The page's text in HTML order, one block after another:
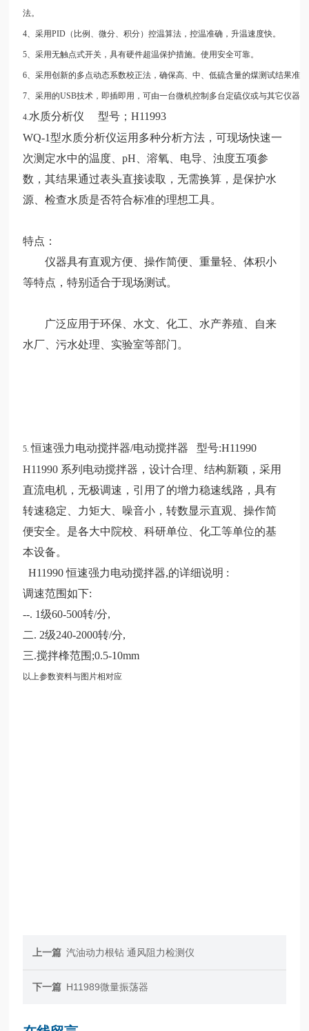
法。
4、采用PID（比例、微分、积分）控温算法，控温准确，升温速度快。
5、采用无触点式开关，具有硬件超温保护措施。使用安全可靠。
6、采用创新的多点动态系数校正法，确保高、中、低硫含量的煤测试结果准
7、采用的USB技术，即插即用，可由一台微机控制多台定硫仪或与其它仪器
4.水质分析仪 型号；H11993
WQ-1型水质分析仪运用多种分析方法，可现场快速一
次测定水中的温度、pH、溶氧、电导、浊度五项参
数，其结果通过表头直接读取，无需换算，是保护水
源、检查水质是否符合标准的理想工具。
特点：
仪器具有直观方便、操作简便、重量轻、体积小
等特点，特别适合于现场测试。
广泛应用于环保、水文、化工、水产养殖、自来
水厂、污水处理、实验室等部门。
5.恒速强力电动搅拌器/电动搅拌器 型号:H11990
H11990 系列电动搅拌器，设计合理、结构新颖，采用
直流电机，无极调速，引用了的增力稳速线路，具有
转速稳定、力矩大、噪音小，转数显示直观、操作简
便安全。是各大中院校、科研单位、化工等单位的基
本设备。
H11990 恒速强力电动搅拌器,的详细说明 :
调速范围如下:
--. 1级60-500转/分,
二. 2级240-2000转/分,
三.搅拌桻范围;0.5-10mm
以上参数资料与图片相对应
上一篇 汽油动力根钻 通风阻力检测仪
下一篇 H11989微量振荡器